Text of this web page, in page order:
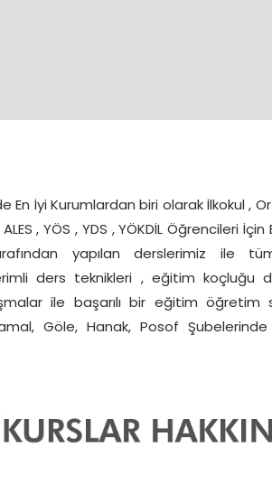
En İyi Kurumlardan biri olarak İlkokul ,
, YÖS , YDS , YÖKDİL Öğrencileri
yapılan derslerimiz ile
ders teknikleri , eğitim koçluğu
ile başarılı bir eğitim öğretim
Göle, Hanak, Posof